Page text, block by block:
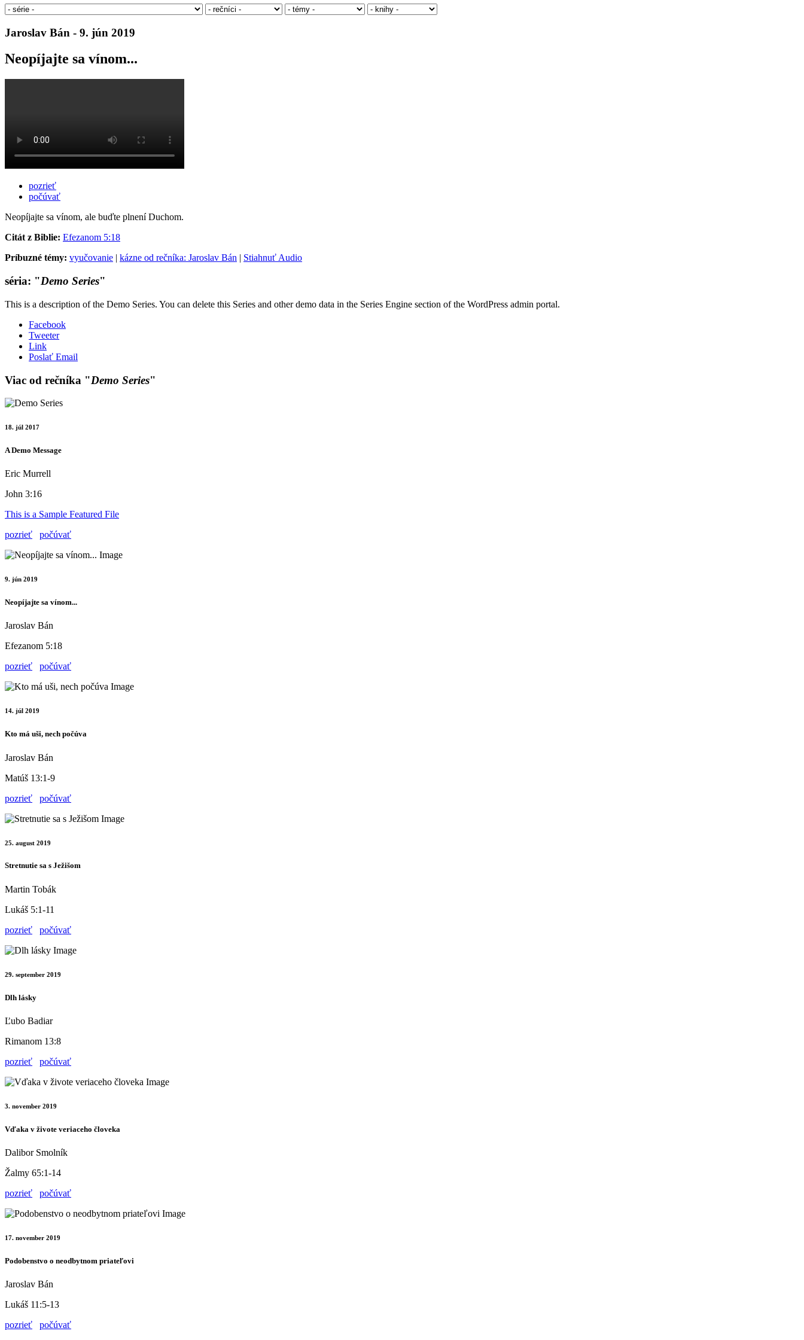
Jaroslav Bán - 9. jún 2019
Neopíjajte sa vínom...
pozrieť
počúvať
Neopíjajte sa vínom, ale buďte plnení Duchom.
Citát z Biblie: Efezanom 5:18
Príbuzné témy: vyučovanie | kázne od rečníka: Jaroslav Bán | Stiahnuť Audio
séria: "Demo Series"
This is a description of the Demo Series. You can delete this Series and other demo data in the Series Engine section of the WordPress admin portal.
Facebook
Tweeter
Link
Poslať Email
Viac od rečníka "Demo Series"
18. júl 2017
A Demo Message
Eric Murrell
John 3:16
This is a Sample Featured File
pozrieť
počúvať
9. jún 2019
Neopíjajte sa vínom...
Jaroslav Bán
Efezanom 5:18
pozrieť
počúvať
14. júl 2019
Kto má uši, nech počúva
Jaroslav Bán
Matúš 13:1-9
pozrieť
počúvať
25. august 2019
Stretnutie sa s Ježišom
Martin Tobák
Lukáš 5:1-11
pozrieť
počúvať
29. september 2019
Dlh lásky
Ľubo Badiar
Rimanom 13:8
pozrieť
počúvať
3. november 2019
Vďaka v živote veriaceho človeka
Dalibor Smolník
Žalmy 65:1-14
pozrieť
počúvať
17. november 2019
Podobenstvo o neodbytnom priateľovi
Jaroslav Bán
Lukáš 11:5-13
pozrieť
počúvať